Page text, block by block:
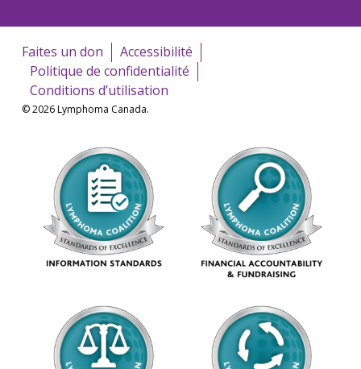
Faites un don
Accessibilité
Politique de confidentialité
Conditions d’utilisation
© 2026 Lymphoma Canada.